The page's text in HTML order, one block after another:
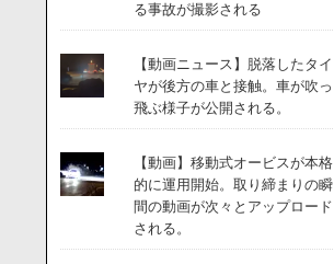
る事故が撮影される
【動画ニュース】脱落したタイ
ヤが後方の車と接触。車が吹っ
飛ぶ様子が公開される。
【動画】移動式オービスが本格
的に運用開始。取り締まりの瞬
間の動画が次々とアップロード
される。